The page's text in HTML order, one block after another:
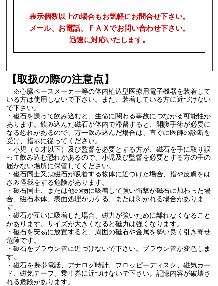
表示個数以上の場合もお気軽にお問合せ下さい。
メール、お電話、ＦＡＸでお問い合わせ下さい。
迅速に対応いたします。
【取扱の際の注意点】
※心臓ペースメーカー等の体内植込型医療用電子機器を装着して
いる方は使用しないで下さい。また、装着している方に近づけない
で下さい。
・磁石を誤って飲み込むと、生命に関わる事故につながる可能性が
あります。飲み込んだ磁石が体内で滞留すると、開腹手術が必要に
なる恐れがあるので、万一飲み込んだ場合は、直ぐに医師の診断を
受け、指示に従ってください。
・小児（６才以下）及び監督を必要とする方が、磁石を手に取り誤
って飲み込む恐れがあるので、小児及び監督を必要とする方の手の
届かない場所に保管してください。
・磁石同士又は磁石が吸着する物体に近づけた場合、指や皮膚をは
さみ怪我をする危険があります。
・磁石同士、または他の物に吸着して強い衝撃が磁石に加わった場
合、磁石本体、表面処理がカケる、または剥がれる場合がありま
す。
・磁石が互いに吸着した場合、磁力が強いために離れなくなること
があります。サイズが大きくなると磁力は強くなります。
・磁石を安易に放置すると、周囲の磁石や金属を勢い良く引き寄せ
危険です。
・磁石をブラウン管に近づけないで下さい。ブラウン管が変色しま
す。
・磁石を携帯電話、アナログ時計、フロッピーディスク、磁気カー
ド、磁気テープ、乗車券に近づけないで下さい。記憶内容が破壊さ
れる危険があります。